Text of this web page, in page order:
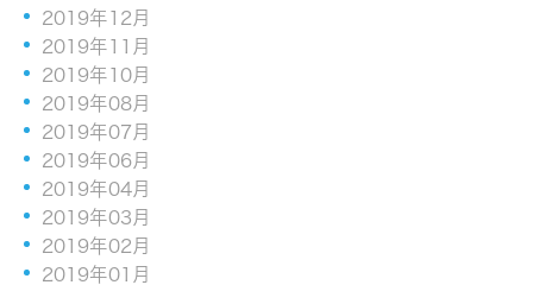
2019年12月
2019年11月
2019年10月
2019年08月
2019年07月
2019年06月
2019年04月
2019年03月
2019年02月
2019年01月